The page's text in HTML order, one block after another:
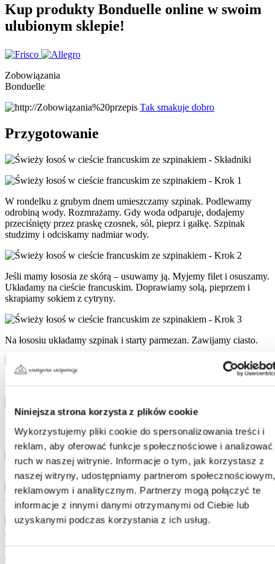
Niniejsza strona korzysta z plików cookie
Wykorzystujemy pliki cookie do spersonalizowania treści i
reklam, aby oferować funkcje społecznościowe i analizować
ruch w naszej witrynie. Informacje o tym, jak korzystasz z
naszej witryny, udostępniamy partnerom społecznościowym,
reklamowym i analitycznym. Partnerzy mogą połączyć te
informacje z innymi danymi otrzymanymi od Ciebie lub
uzyskanymi podczas korzystania z ich usług.
Wybór
Kup produkty Bonduelle online w swoim
ulubionym sklepie!
Zobowiązania
Bonduelle
Tak smakuje dobro
Przygotowanie
W rondelku z grubym dnem umieszczamy szpinak. Podlewamy
odrobiną wody. Rozmrażamy. Gdy woda odparuje, dodajemy
przeciśnięty przez praskę czosnek, sól, pieprz i gałkę. Szpinak
studzimy i odciskamy nadmiar wody.
Jeśli mamy łososia ze skórą – usuwamy ją. Myjemy filet i osuszamy.
Układamy na cieście francuskim. Doprawiamy solą, pieprzem i
skrapiamy sokiem z cytryny.
Na łososiu układamy szpinak i starty parmezan. Zawijamy ciasto.
Pieczemy 30 minut w 200ºC. Łososia podajemy w plastrach z
kawałkami cytryny, posypanego posiekaną dymką.
•ᴗ•